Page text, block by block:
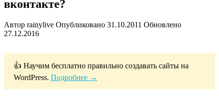
вконтакте?
Автор rainylive Опубликовано 31.10.2011 Обновлено
27.12.2016
👍 Научим бесплатно правильно создавать сайты на
WordPress. Подробнее →